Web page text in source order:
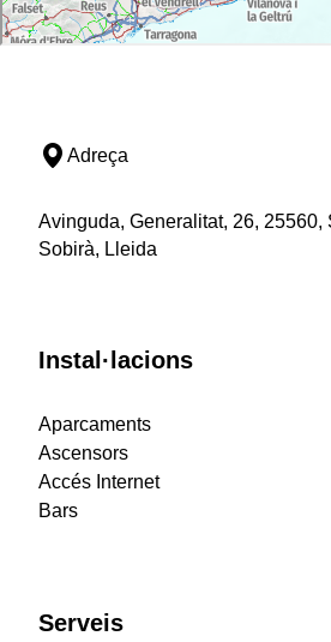
Adreça
Avinguda, Generalitat, 26, 25560,
Sobirà, Lleida
Instal·lacions
Aparcaments
Ascensors
Accés Internet
Bars
Serveis